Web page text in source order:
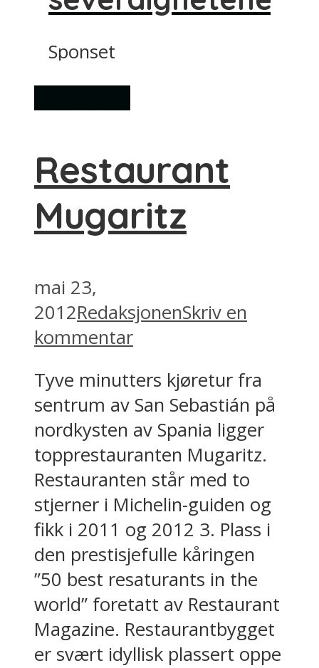
Sponset
Restaurant
Mugaritz
mai 23,
2012RedaksjonenSkriv en
kommentar
Tyve minutters kjøretur fra
sentrum av San Sebastián på
nordkysten av Spania ligger
topprestauranten Mugaritz.
Restauranten står med to
stjerner i Michelin-guiden og
fikk i 2011 og 2012 3. Plass i
den prestisjefulle kåringen
”50 best resaturants in the
world” foretatt av Restaurant
Magazine. Restaurantbygget
er svært idyllisk plassert oppe